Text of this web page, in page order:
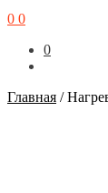
0 0
0
Главная /